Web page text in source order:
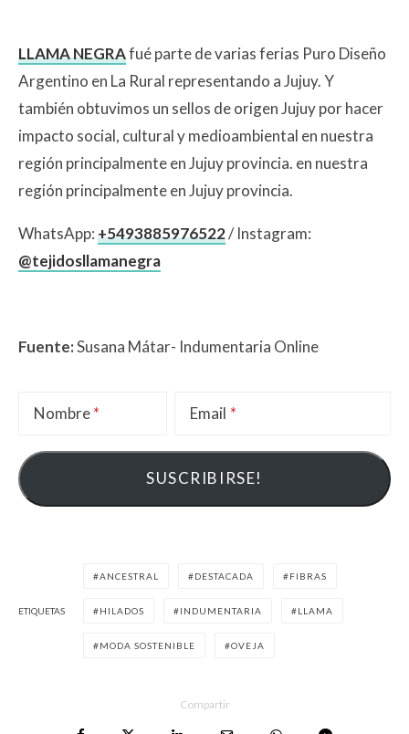
LLAMA NEGRAfué parte de varias ferias Puro Diseño
Argentino en La Rural representando a Jujuy. Y
también obtuvimos un sellos de origen Jujuy por hacer
impacto social, cultural y medioambiental en nuestra
región principalmente en Jujuy provincia. en nuestra
región principalmente en Jujuy provincia.
WhatsApp:+5493885976522/ Instagram:
@tejidosllamanegra
Fuente:Susana Mátar- Indumentaria Online
Nombre Email
ETIQUETAS
ANCESTRAL DESTACADA FIBRAS
HILADOS INDUMENTARIA LLAMA
MODA SOSTENIBLE OVEJA
Compartir